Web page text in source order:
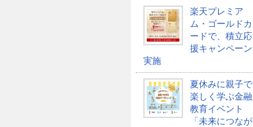
楽天プレミア
ム・ゴールドカ
ードで、積立応
援キャンペーン
実施
夏休みに親子で
楽しく学ぶ金融
教育イベント
「未来につなが